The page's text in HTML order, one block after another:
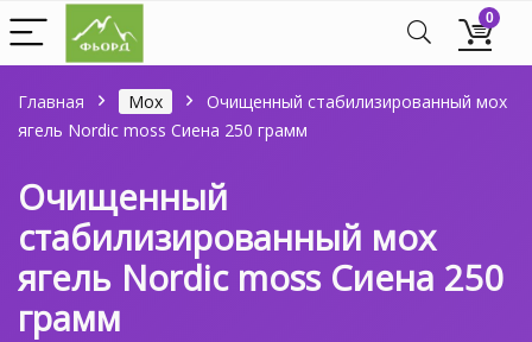
0
Главная Мох
Очищенный стабилизированный мох
ягель Nordic moss Сиена 250 грамм
Очищенный
стабилизированный мох
ягель Nordic moss Сиена 250
грамм